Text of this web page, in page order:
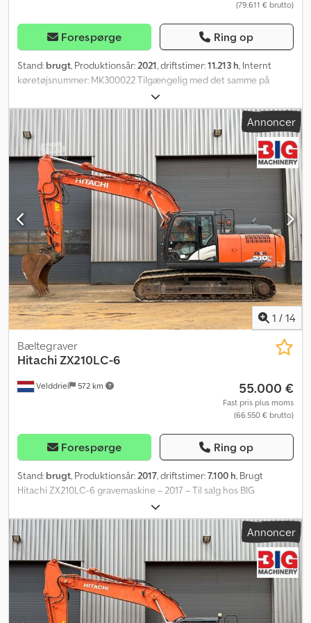
information = Egenvægt: 23.000 kg Bredde: 310 cm CE-mærket: ja
(79.611 € brutto)
Forespørge Ring op
Stand: brugt, Produktionsår:2021, driftstimer:11.213 h, Internt
køretøjsnummer: MK300022 Tilgængelig med det samme på
vores plads i Kaufungen. Mere information under: * Golec
Nutzfahrzeuge GmbH (tysk, engelsk, bulgarsk, russisk) * Viktoria
Sologubova (polsk, russisk, ukrainsk, engelsk) HITACHI ZX210LC-6
bæltegraver Årgang 2021 11.213 timer 23.100 tons
Finansieringseksempel: * Internt nummer: MK * Købspris:
66.900,00 € * Udbetaling: 10 % * Løbetid: 60 * Månedlig ydelse:
1.040,02 € Restværdi: 12.380,00 € Hvis tilbuddet falder i din smag,
eller du ønsker at tilpasse det til dine behov, så kontakt os (Hr.
Enchev). Vi ser frem til dit opkald. Med forbehold for fejl. Djdpfx
Akezfc U Ej Deck Vi tager gerne dit brugte køretøj i bytte.
Finansiering er mulig direkte hos os. GOLEC NUTZFAHRZEUGE
GMBH Vi taler: tysk, engelsk, spansk, polsk, ukrainsk, russisk,
bulgarsk.
Annoncer
1 / 14
Velddriel 572 km
Bæltegraver
HitachiZX210LC-6
55.000 €
Fast pris plus moms
(66.550 € brutto)
Forespørge Ring op
Stand: brugt, Produktionsår: 2017, driftstimer:7.100 h, Brugt
Hitachi ZX210LC-6 gravemaskine – 2017 – Til salg hos BIG
Machinery Denne Hitachi ZX210LC-6 gravemaskine er nu
tilgængelig til salg hos BIG Machinery i Holland. Maskinen er
fremstillet i Holland i 2017, har 7.100 driftstimer og er CE-
certificeret og overholder EPA 2016-standarden. Maskinen er
udstyret med hydraulik til tilbehør, 600 mm larveplader og et
klimaanlæg. Denne gravemaskine er designet til pålidelig ydeevne
og er klar til øjeblikkelig brug. • Model: Hitachi ZX210LC-6 • År: 2017
• Produktionsland: Holland • Driftstimer: 7.100 • CE-certificeret •
Annoncer